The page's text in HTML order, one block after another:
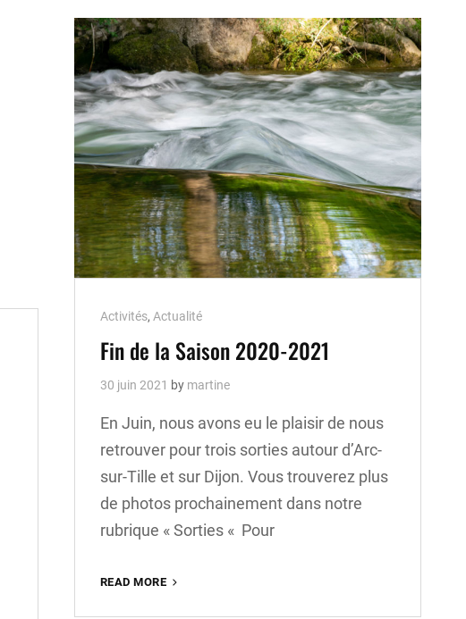
Cat
Links
Activités, Actualité
Fin de la Saison 2020-2021
30 juin 2021 by martine
En Juin, nous avons eu le plaisir de nous
retrouver pour trois sorties autour d’Arc-
sur-Tille et sur Dijon. Vous trouverez plus
de photos prochainement dans notre
rubrique « Sorties « Pour
READ MORE